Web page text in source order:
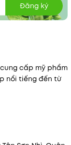
Đăng ký
cấp mỹ phẩm
nổi tiếng đến từ